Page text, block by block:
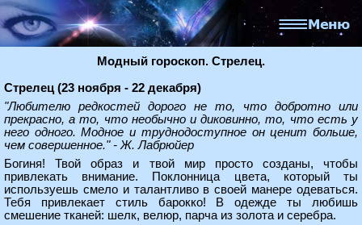
Модный гороскоп. Стрелец.
Стрелец (23 ноября - 22 декабря)
"Любителю редкостей дорого не то, что добротно или
прекрасно, а то, что необычно и диковинно, то, что есть у
него одного. Модное и труднодоступное он ценит больше,
чем совершенное." - Ж. Лабрюйер
Богиня! Твой образ и твой мир просто созданы, чтобы
привлекать внимание. Поклонница цвета, который ты
используешь смело и талантливо в своей манере одеваться.
Тебя привлекает стиль барокко! В одежде ты любишь
смешение тканей: шелк, велюр, парча из золота и серебра.